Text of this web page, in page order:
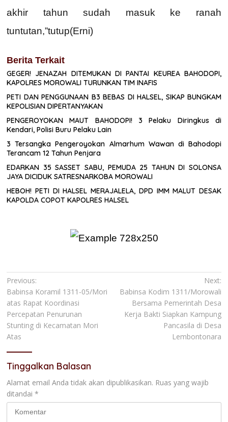
akhir tahun sudah masuk ke ranah
tuntutan,”tutup(Erni)
Berita Terkait
GEGER! JENAZAH DITEMUKAN DI PANTAI KEUREA BAHODOPI,
KAPOLRES MOROWALI TURUNKAN TIM INAFIS
PETI DAN PENGGUNAAN B3 BEBAS DI HALSEL, SIKAP BUNGKAM
KEPOLISIAN DIPERTANYAKAN
PENGEROYOKAN MAUT BAHODOPI! 3 Pelaku Diringkus di
Kendari, Polisi Buru Pelaku Lain
3 Tersangka Pengeroyokan Almarhum Wawan di Bahodopi
Terancam 12 Tahun Penjara
EDARKAN 35 SASSET SABU, PEMUDA 25 TAHUN DI SOLONSA
JAYA DICIDUK SATRESNARKOBA MOROWALI
HEBOH! PETI DI HALSEL MERAJALELA, DPD IMM MALUT DESAK
KAPOLDA COPOT KAPOLRES HALSEL
Navigasi
pos
Previous:
Babinsa Koramil 1311-05/Mori
atas Rapat Koordinasi
Percepatan Penurunan
Stunting di Kecamatan Mori
Atas
Next:
Babinsa Kodim 1311/Morowali
Bersama Pemerintah Desa
Kerja Bakti Siapkan Kampung
Pancasila di Desa
Lembontonara
Tinggalkan Balasan
Alamat email Anda tidak akan dipublikasikan. Ruas yang wajib
ditandai *